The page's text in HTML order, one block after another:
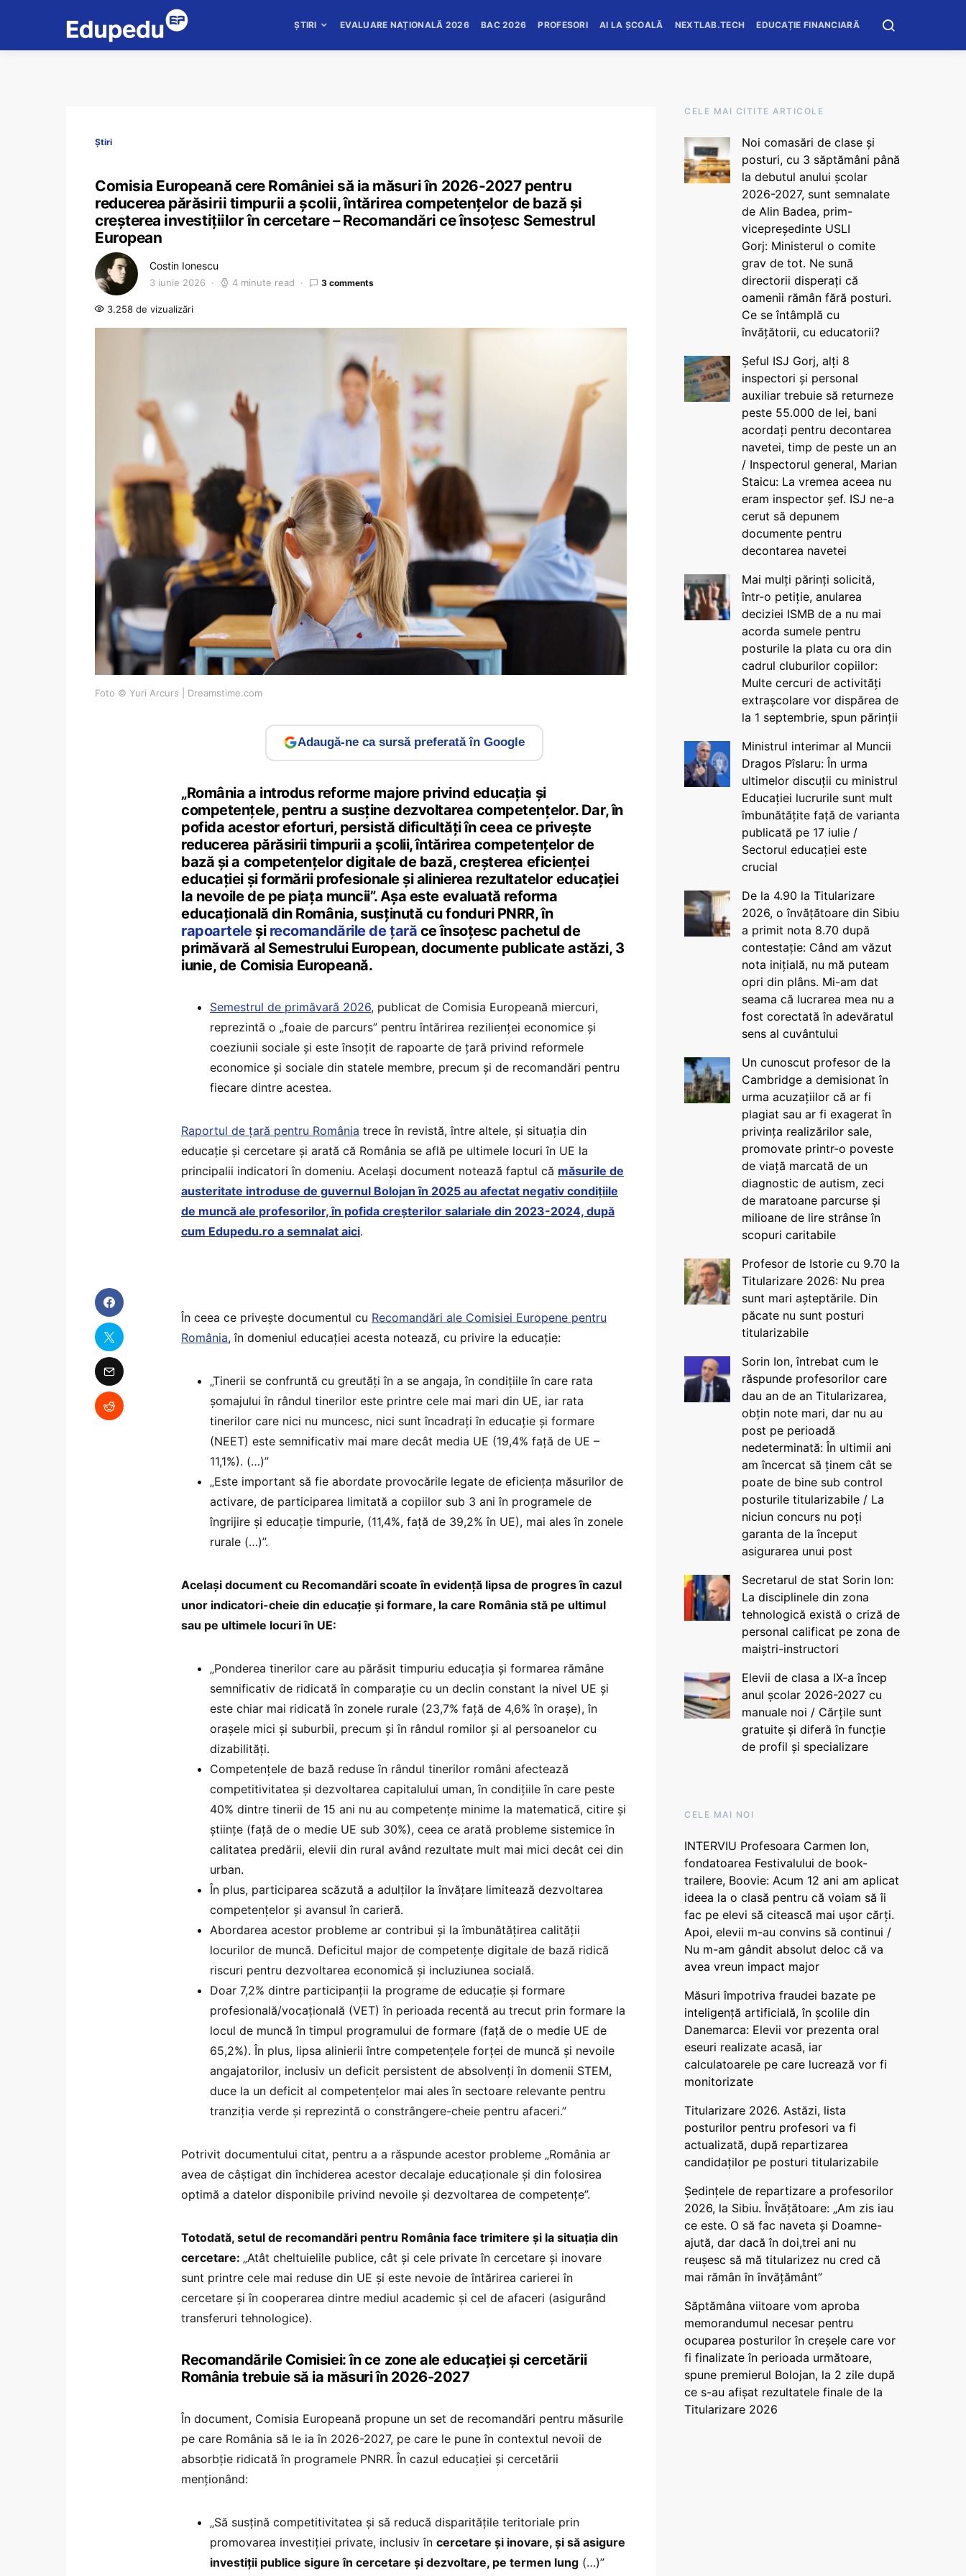
ȘTIRI EVALUARE NAȚIONALĂ 2026 BAC 2026 PROFESORI AI LA ȘCOALĂ NEXTLAB.TECH EDUCAȚIE FINANCIARĂ
Știri
Comisia Europeană cere României să ia măsuri în 2026-2027 pentru
reducerea părăsirii timpurii a școlii, întărirea competențelor de bază și
creșterea investițiilor în cercetare – Recomandări ce însoțesc Semestrul
European
Costin Ionescu
3 iunie 2026 4 minute read 3 comments
3.258 de vizualizări
Foto © Yuri Arcurs | Dreamstime.com
Adaugă-ne ca sursă preferată în Google
„România a introdus reforme majore privind educația și
competențele, pentru a susține dezvoltarea competențelor. Dar, în
pofida acestor eforturi, persistă dificultăți în ceea ce privește
reducerea părăsirii timpurii a școlii, întărirea competențelor de
bază și a competențelor digitale de bază, creșterea eficienței
educației și formării profesionale și alinierea rezultatelor educației
la nevoile de pe piața muncii”. Așa este evaluată reforma
educațională din România, susținută cu fonduri PNRR, în
rapoarteleși recomandările de țară ce însoțesc pachetul de
primăvară al Semestrului European, documente publicate astăzi, 3
iunie, de Comisia Europeană.
Semestrul de primăvară 2026, publicat de Comisia Europeană miercuri,
reprezintă o „foaie de parcurs” pentru întărirea rezilienței economice și
coeziunii sociale și este însoțit de rapoarte de țară privind reformele
economice și sociale din statele membre, precum și de recomandări pentru
fiecare dintre acestea.
Raportul de țară pentru România trece în revistă, între altele, și situația din
educație și cercetare și arată că România se află pe ultimele locuri în UE la
principalii indicatori în domeniu. Același document notează faptul că măsurile de
austeritate introduse de guvernul Bolojan în 2025 au afectat negativ condițiile
de muncă ale profesorilor, în pofida creșterilor salariale din 2023-2024, după
cum Edupedu.ro a semnalat aici.
În ceea ce privește documentul cu Recomandări ale Comisiei Europene pentru
România, în domeniul educației acesta notează, cu privire la educație:
„Tinerii se confruntă cu greutăți în a se angaja, în condițiile în care rata
șomajului în rândul tinerilor este printre cele mai mari din UE, iar rata
tinerilor care nici nu muncesc, nici sunt încadrați în educație și formare
(NEET) este semnificativ mai mare decât media UE (19,4% față de UE –
11,1%). (…)”
„Este important să fie abordate provocările legate de eficiența măsurilor de
activare, de participarea limitată a copiilor sub 3 ani în programele de
îngrijire și educație timpurie, (11,4%, față de 39,2% în UE), mai ales în zonele
rurale (…)”.
Același document cu Recomandări scoate în evidență lipsa de progres în cazul
unor indicatori-cheie din educație și formare, la care România stă pe ultimul
sau pe ultimele locuri în UE:
„Ponderea tinerilor care au părăsit timpuriu educația și formarea rămâne
semnificativ de ridicată în comparație cu un declin constant la nivel UE și
este chiar mai ridicată în zonele rurale (23,7% față de 4,6% în orașe), în
orașele mici și suburbii, precum și în rândul romilor și al persoanelor cu
dizabilități.
Competențele de bază reduse în rândul tinerilor români afectează
competitivitatea și dezvoltarea capitalului uman, în condițiile în care peste
40% dintre tinerii de 15 ani nu au competențe minime la matematică, citire și
științe (față de o medie UE sub 30%), ceea ce arată probleme sistemice în
calitatea predării, elevii din rural având rezultate mult mai mici decât cei din
urban.
În plus, participarea scăzută a adulților la învățare limitează dezvoltarea
competențelor și avansul în carieră.
Abordarea acestor probleme ar contribui și la îmbunătățirea calității
locurilor de muncă. Deficitul major de competențe digitale de bază ridică
riscuri pentru dezvoltarea economică și incluziunea socială.
Doar 7,2% dintre participanții la programe de educație și formare
profesională/vocațională (VET) în perioada recentă au trecut prin formare la
locul de muncă în timpul programului de formare (față de o medie UE de
65,2%). În plus, lipsa alinierii între competențele forței de muncă și nevoile
angajatorilor, inclusiv un deficit persistent de absolvenți în domenii STEM,
duce la un deficit al competențelor mai ales în sectoare relevante pentru
tranziția verde și reprezintă o constrângere-cheie pentru afaceri.”
Potrivit documentului citat, pentru a a răspunde acestor probleme „România ar
avea de câștigat din închiderea acestor decalaje educaționale și din folosirea
optimă a datelor disponibile privind nevoile și dezvoltarea de competențe”.
Totodată, setul de recomandări pentru România face trimitere și la situația din
cercetare: „Atât cheltuielile publice, cât și cele private în cercetare și inovare
sunt printre cele mai reduse din UE și este nevoie de întărirea carierei în
cercetare și în cooperarea dintre mediul academic și cel de afaceri (asigurând
transferuri tehnologice).
Recomandările Comisiei: în ce zone ale educației și cercetării
România trebuie să ia măsuri în 2026-2027
În document, Comisia Europeană propune un set de recomandări pentru măsurile
pe care România să le ia în 2026-2027, pe care le pune în contextul nevoii de
absorbție ridicată în programele PNRR. În cazul educației și cercetării
menționând:
„Să susțină competitivitatea și să reducă disparitățile teritoriale prin
promovarea investiției private, inclusiv în cercetare și inovare, și să asigure
investiții publice sigure în cercetare și dezvoltare, pe termen lung (…)”
CELE MAI CITITE ARTICOLE
Noi comasări de clase și
posturi, cu 3 săptămâni până
la debutul anului școlar
2026-2027, sunt semnalate
de Alin Badea, prim-
vicepreședinte USLI
Gorj: Ministerul o comite
grav de tot. Ne sună
directorii disperați că
oamenii rămân fără posturi.
Ce se întâmplă cu
învățătorii, cu educatorii?
Șeful ISJ Gorj, alți 8
inspectori și personal
auxiliar trebuie să returneze
peste 55.000 de lei, bani
acordați pentru decontarea
navetei, timp de peste un an
/ Inspectorul general, Marian
Staicu: La vremea aceea nu
eram inspector șef. ISJ ne-a
cerut să depunem
documente pentru
decontarea navetei
Mai mulți părinți solicită,
într-o petiție, anularea
deciziei ISMB de a nu mai
acorda sumele pentru
posturile la plata cu ora din
cadrul cluburilor copiilor:
Multe cercuri de activități
extrașcolare vor dispărea de
la 1 septembrie, spun părinții
Ministrul interimar al Muncii
Dragos Pîslaru: În urma
ultimelor discuții cu ministrul
Educației lucrurile sunt mult
îmbunătățite față de varianta
publicată pe 17 iulie /
Sectorul educației este
crucial
De la 4.90 la Titularizare
2026, o învățătoare din Sibiu
a primit nota 8.70 după
contestație: Când am văzut
nota inițială, nu mă puteam
opri din plâns. Mi-am dat
seama că lucrarea mea nu a
fost corectată în adevăratul
sens al cuvântului
Un cunoscut profesor de la
Cambridge a demisionat în
urma acuzațiilor că ar fi
plagiat sau ar fi exagerat în
privința realizărilor sale,
promovate printr-o poveste
de viață marcată de un
diagnostic de autism, zeci
de maratoane parcurse și
milioane de lire strânse în
scopuri caritabile
Profesor de Istorie cu 9.70 la
Titularizare 2026: Nu prea
sunt mari așteptările. Din
păcate nu sunt posturi
titularizabile
Sorin Ion, întrebat cum le
răspunde profesorilor care
dau an de an Titularizarea,
obțin note mari, dar nu au
post pe perioadă
nedeterminată: În ultimii ani
am încercat să ținem cât se
poate de bine sub control
posturile titularizabile / La
niciun concurs nu poți
garanta de la început
asigurarea unui post
Secretarul de stat Sorin Ion:
La disciplinele din zona
tehnologică există o criză de
personal calificat pe zona de
maiștri-instructori
Elevii de clasa a IX-a încep
anul școlar 2026-2027 cu
manuale noi / Cărțile sunt
gratuite și diferă în funcție
de profil și specializare
CELE MAI NOI
INTERVIU Profesoara Carmen Ion,
fondatoarea Festivalului de book-
trailere, Boovie: Acum 12 ani am aplicat
ideea la o clasă pentru că voiam să îi
fac pe elevi să citească mai ușor cărți.
Apoi, elevii m-au convins să continui /
Nu m-am gândit absolut deloc că va
avea vreun impact major
Măsuri împotriva fraudei bazate pe
inteligență artificială, în școlile din
Danemarca: Elevii vor prezenta oral
eseuri realizate acasă, iar
calculatoarele pe care lucrează vor fi
monitorizate
Titularizare 2026. Astăzi, lista
posturilor pentru profesori va fi
actualizată, după repartizarea
candidaților pe posturi titularizabile
Ședințele de repartizare a profesorilor
2026, la Sibiu. Învățătoare: „Am zis iau
ce este. O să fac naveta și Doamne-
ajută, dar dacă în doi,trei ani nu
reușesc să mă titularizez nu cred că
mai rămân în învățământ”
Săptămâna viitoare vom aproba
memorandumul necesar pentru
ocuparea posturilor în creșele care vor
fi finalizate în perioada următoare,
spune premierul Bolojan, la 2 zile după
ce s-au afișat rezultatele finale de la
Titularizare 2026